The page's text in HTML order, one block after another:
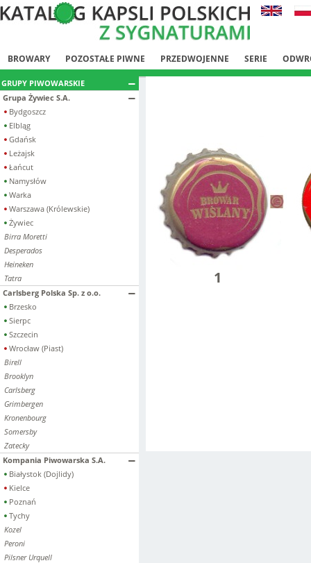
BROWARY POZOSTAŁE PIWNE PRZEDWOJENNE SERIE
GRUPY PIWOWARSKIE
Grupa Żywiec S.A.
Bydgoszcz
Elbląg
Gdańsk
Leżajsk
Łańcut
Namysłów
Warka
Warszawa (Królewskie)
Żywiec
Birra Moretti
Desperados
Heineken
Tatra
Carlsberg Polska Sp. z o.o.
Brzesko
Sierpc
Szczecin
Wrocław (Piast)
Birell
Brooklyn
Carlsberg
Grimbergen
Kronenbourg
Somersby
Zatecky
Kompania Piwowarska S.A.
Białystok (Dojlidy)
Kielce
Poznań
Tychy
Kozel
Peroni
Pilsner Urquell
1